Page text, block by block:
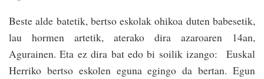
Beste alde batetik, bertso eskolak ohikoa duten babesetik,
lau hormen artetik, aterako dira azaroaren 14an,
Agurainen. Eta ez dira bat edo bi soilik izango: Euskal
Herriko bertso eskolen eguna egingo da bertan. Egun